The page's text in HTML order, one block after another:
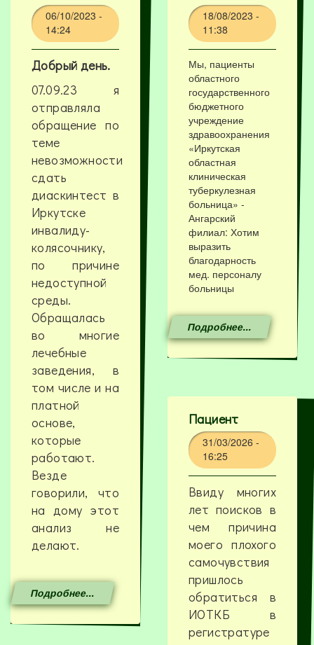
06/10/2023 -
14:24
Добрый день.
07.09.23 я
отправляла
обращение по
теме
невозможности
сдать
диаскинтест в
Иркутске
инвалиду-
колясочнику,
по причине
недоступной
среды.
Обращалась
во многие
лечебные
заведения, в
том числе и на
платной
основе,
которые
работают.
Везде
говорили, что
на дому этот
анализ не
делают.
Подробнее...
18/08/2023 -
11:38
Мы, пациенты
областного
государственного
бюджетного
учреждение
здравоохранения
«Иркутская
областная
клиническая
туберкулезная
больница» -
Ангарский
филиал: Хотим
выразить
благодарность
мед. персоналу
больницы
Подробнее...
Пациент
31/03/2026 -
16:25
Ввиду многих
лет поисков в
чем причина
моего плохого
самочувствия
пришлось
обратиться в
ИОТКБ в
регистратуре